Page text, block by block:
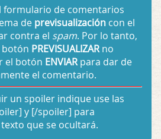
formulario de comentarios
de previsualizacióncon el
contra el spam. Por lo tanto,
PREVISUALIZARno
el botón ENVIARpara dar de
el comentario.
un spoiler indique use las
y [/spoiler] para
que se ocultará.